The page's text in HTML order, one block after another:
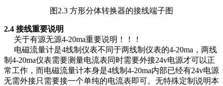
图2.3 方形分体转换器的接线端子图
2.4 接线重要说明
关于有源无源4-20ma重要说明！！！
电磁流量计是4线制仪表不同于两线制仪表的4-20ma，两线
制4-20ma仪表需要测量电流表同时需要外接24v电源才可以正
常工作，而电磁流量计本身是4线制4-20ma内部已经有24v电源
无需外接只需要接一个单纯的电流表即可。无特殊定制说明本